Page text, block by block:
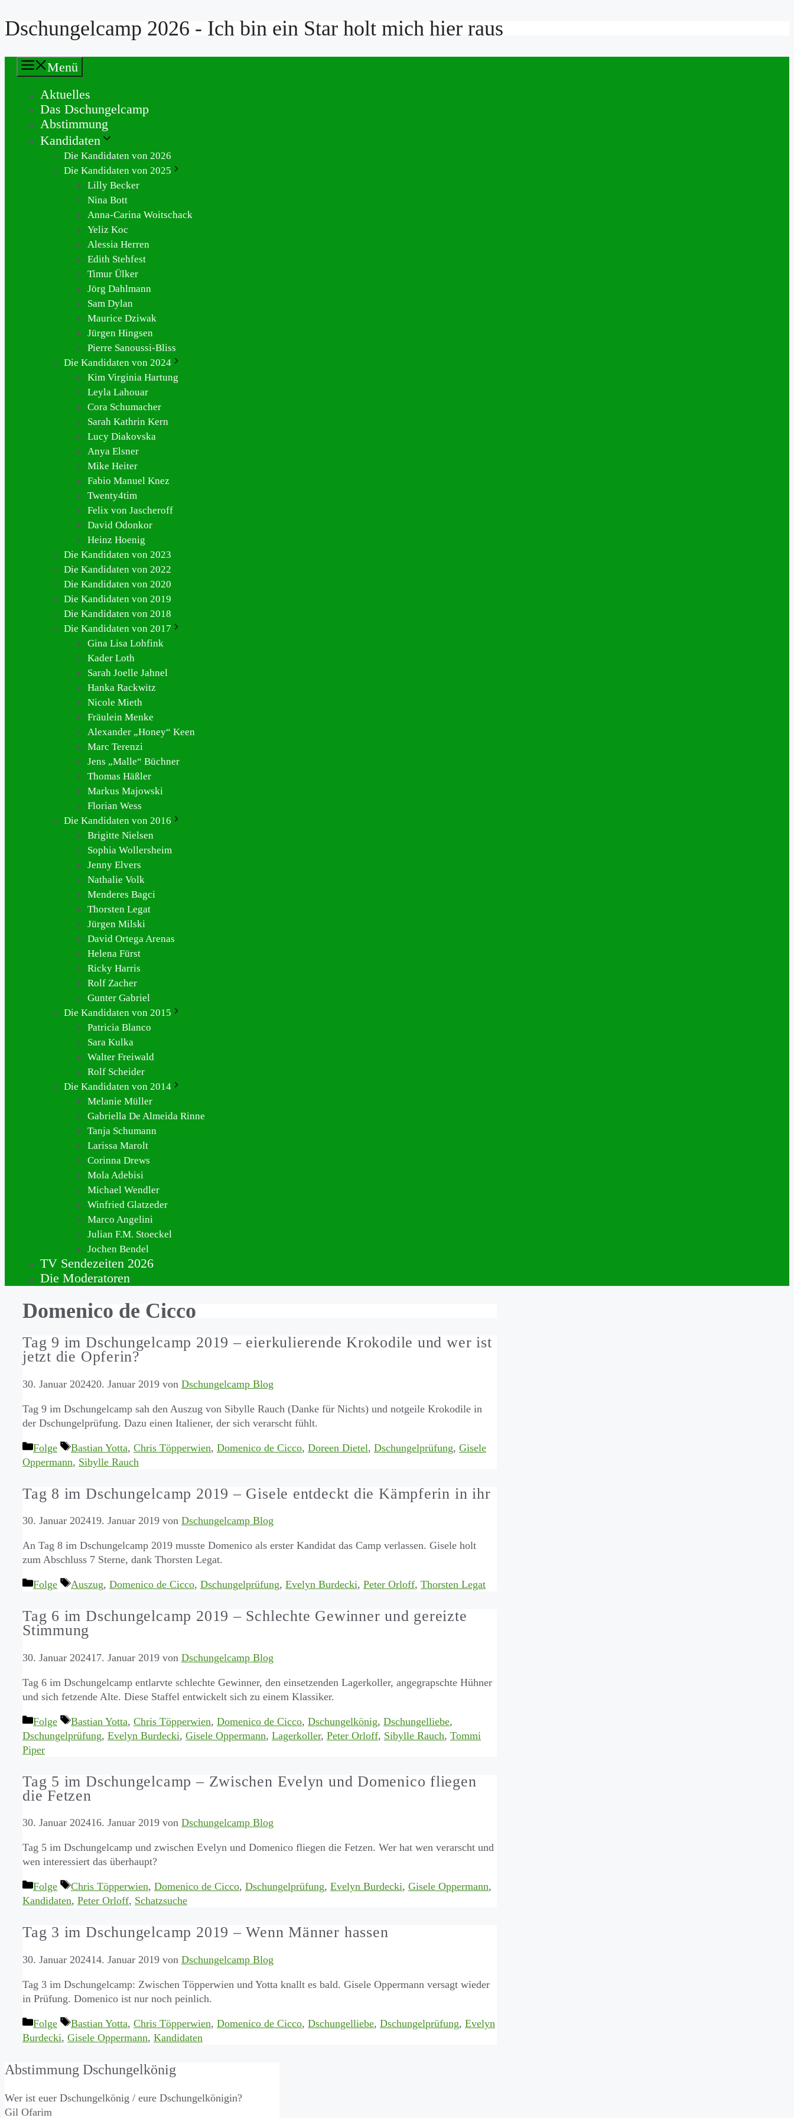
Zum
springen
Dschungelcamp 2026 - Ich bin ein Star holt mich hier raus
Menü
Aktuelles
Das Dschungelcamp
Abstimmung
Kandidaten
Die Kandidaten von 2026
Die Kandidaten von 2025
Lilly Becker
Nina Bott
Anna-Carina Woitschack
Yeliz Koc
Alessia Herren
Edith Stehfest
Timur Ülker
Jörg Dahlmann
Sam Dylan
Maurice Dziwak
Jürgen Hingsen
Pierre Sanoussi-Bliss
Die Kandidaten von 2024
Kim Virginia Hartung
Leyla Lahouar
Cora Schumacher
Sarah Kathrin Kern
Lucy Diakovska
Anya Elsner
Mike Heiter
Fabio Manuel Knez
Twenty4tim
Felix von Jascheroff
David Odonkor
Heinz Hoenig
Die Kandidaten von 2023
Die Kandidaten von 2022
Die Kandidaten von 2020
Die Kandidaten von 2019
Die Kandidaten von 2018
Die Kandidaten von 2017
Gina Lisa Lohfink
Kader Loth
Sarah Joelle Jahnel
Hanka Rackwitz
Nicole Mieth
Fräulein Menke
Alexander „Honey“ Keen
Marc Terenzi
Jens „Malle“ Büchner
Thomas Häßler
Markus Majowski
Florian Wess
Die Kandidaten von 2016
Brigitte Nielsen
Sophia Wollersheim
Jenny Elvers
Nathalie Volk
Menderes Bagci
Thorsten Legat
Jürgen Milski
David Ortega Arenas
Helena Fürst
Ricky Harris
Rolf Zacher
Gunter Gabriel
Die Kandidaten von 2015
Patricia Blanco
Sara Kulka
Walter Freiwald
Rolf Scheider
Die Kandidaten von 2014
Melanie Müller
Gabriella De Almeida Rinne
Tanja Schumann
Larissa Marolt
Corinna Drews
Mola Adebisi
Michael Wendler
Winfried Glatzeder
Marco Angelini
Julian F.M. Stoeckel
Jochen Bendel
TV Sendezeiten 2026
Die Moderatoren
Domenico de Cicco
Tag 9 im Dschungelcamp 2019 – eierkulierende Krokodile und wer ist
jetzt die Opferin?
30. Januar 202420. Januar 2019 von Dschungelcamp Blog
Tag 9 im Dschungelcamp sah den Auszug von Sibylle Rauch (Danke für Nichts) und notgeile Krokodile in
der Dschungelprüfung. Dazu einen Italiener, der sich verarscht fühlt.
Kategorien
Folge Schlagwörter
Bastian Yotta, Chris Töpperwien, Domenico de Cicco, Doreen Dietel, Dschungelprüfung, Gisele
Oppermann, Sibylle Rauch
Tag 8 im Dschungelcamp 2019 – Gisele entdeckt die Kämpferin in ihr
30. Januar 202419. Januar 2019 von Dschungelcamp Blog
An Tag 8 im Dschungelcamp 2019 musste Domenico als erster Kandidat das Camp verlassen. Gisele holt
zum Abschluss 7 Sterne, dank Thorsten Legat.
Kategorien
Folge Schlagwörter
Auszug, Domenico de Cicco, Dschungelprüfung, Evelyn Burdecki, Peter Orloff, Thorsten Legat
Tag 6 im Dschungelcamp 2019 – Schlechte Gewinner und gereizte
Stimmung
30. Januar 202417. Januar 2019 von Dschungelcamp Blog
Tag 6 im Dschungelcamp entlarvte schlechte Gewinner, den einsetzenden Lagerkoller, angegrapschte Hühner
und sich fetzende Alte. Diese Staffel entwickelt sich zu einem Klassiker.
Kategorien
Folge Schlagwörter
Bastian Yotta, Chris Töpperwien, Domenico de Cicco, Dschungelkönig, Dschungelliebe,
Dschungelprüfung, Evelyn Burdecki, Gisele Oppermann, Lagerkoller, Peter Orloff, Sibylle Rauch, Tommi
Piper
Tag 5 im Dschungelcamp – Zwischen Evelyn und Domenico fliegen
die Fetzen
30. Januar 202416. Januar 2019 von Dschungelcamp Blog
Tag 5 im Dschungelcamp und zwischen Evelyn und Domenico fliegen die Fetzen. Wer hat wen verarscht und
wen interessiert das überhaupt?
Kategorien
Folge Schlagwörter
Chris Töpperwien, Domenico de Cicco, Dschungelprüfung, Evelyn Burdecki, Gisele Oppermann,
Kandidaten, Peter Orloff, Schatzsuche
Tag 3 im Dschungelcamp 2019 – Wenn Männer hassen
30. Januar 202414. Januar 2019 von Dschungelcamp Blog
Tag 3 im Dschungelcamp: Zwischen Töpperwien und Yotta knallt es bald. Gisele Oppermann versagt wieder
in Prüfung. Domenico ist nur noch peinlich.
Kategorien
Folge Schlagwörter
Bastian Yotta, Chris Töpperwien, Domenico de Cicco, Dschungelliebe, Dschungelprüfung, Evelyn
Burdecki, Gisele Oppermann, Kandidaten
Abstimmung Dschungelkönig
Wer ist euer Dschungelkönig / eure Dschungelkönigin?
Gil Ofarim